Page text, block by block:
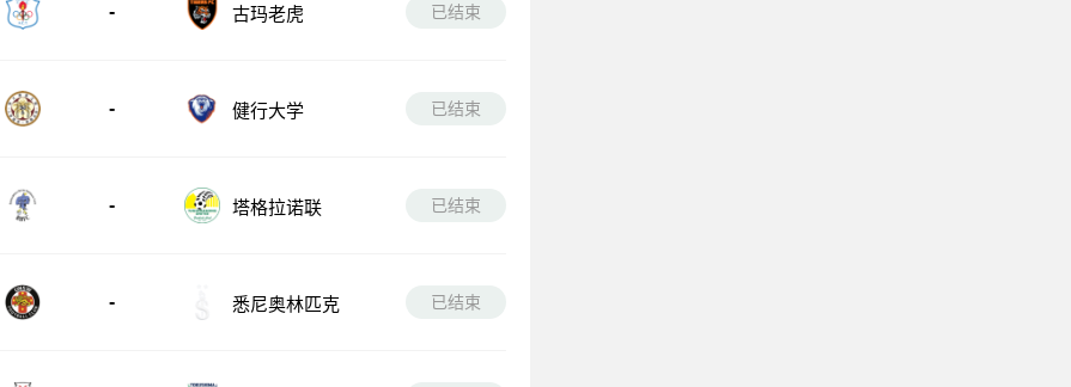
- 古玛老虎 已结束
- 健行大学 已结束
- 塔格拉诺联 已结束
- 悉尼奥林匹克 已结束